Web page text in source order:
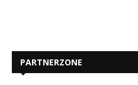
PARTNERZONE